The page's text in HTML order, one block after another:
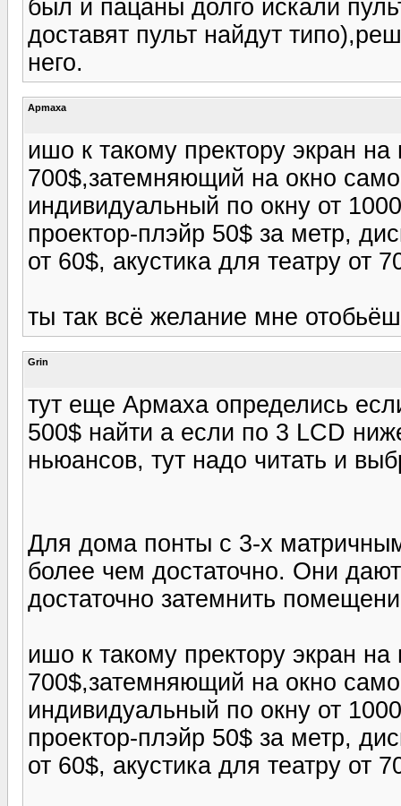
был и пацаны долго искали
доставят пульт найдут
него.
Apmaxa
ишо к такому пректору экран на
700$,затемняющий на окно
индивидуальный по окну от
проектор-плэйр 50$ за метр,
от 60$, акустика для театру от
ты так всё желание мне
Grin
тут еще Армаха определись
500$ найти а если по 3 LCD
ньюансов, тут надо читать и
Для дома понты с 3-х
более чем достаточно. Они
достаточно затемнить
ишо к такому пректору экран на
700$,затемняющий на окно
индивидуальный по окну от
проектор-плэйр 50$ за метр,
от 60$, акустика для театру от